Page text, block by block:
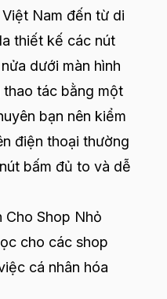
Nam đến từ di
thiết kế các nút
dưới màn hình
tác bằng một
bạn nên kiểm
điện thoại thường
bấm đủ to và dễ
Cho Shop Nhỏ
cho các shop
cá nhân hóa